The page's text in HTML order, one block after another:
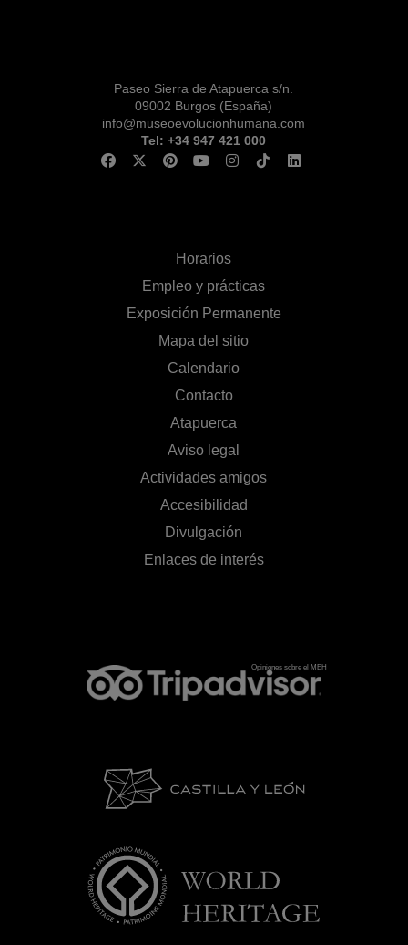
Paseo Sierra de Atapuerca s/n.
09002 Burgos (España)
info@museoevolucionhumana.com
Tel: +34 947 421 000
Horarios
Empleo y prácticas
Exposición Permanente
Mapa del sitio
Calendario
Contacto
Atapuerca
Aviso legal
Actividades amigos
Accesibilidad
Divulgación
Enlaces de interés
Opiniones sobre el MEH